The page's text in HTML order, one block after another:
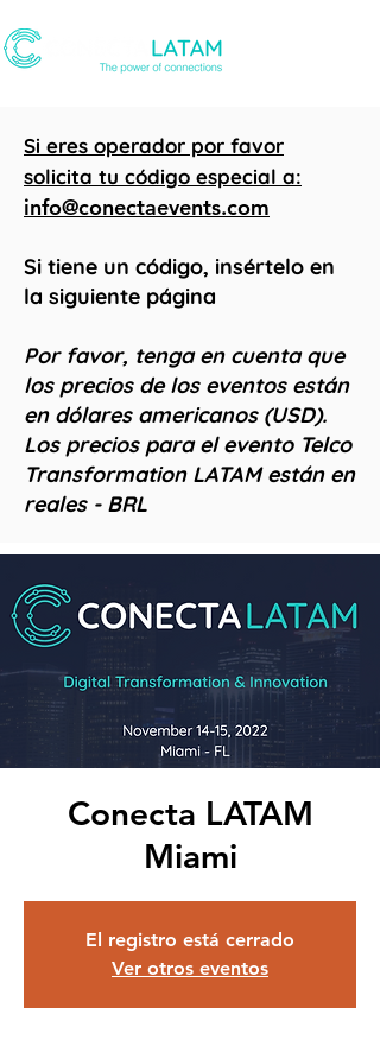
Si eres operador por favor
solicita tu código especial a:
info@conectaevents.com
Si tiene un código, insértelo en
la siguiente página
Por favor, tenga en cuenta que
los precios de los eventos están
en dólares americanos (USD).
Los precios para el evento Telco
Transformation LATAM están en
reales - BRL
Conecta LATAM
Miami
El registro está cerrado
Ver otros eventos